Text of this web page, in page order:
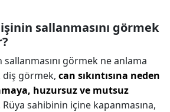
sallanmasını görmek
görmek ne anlama
diş görmek, can sıkıntısına neden
huzursuz ve mutsuz
Rüya sahibinin içine kapanmasına,